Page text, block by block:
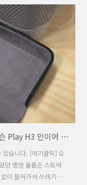
...) 아닌데 착용감으로
코에 올린글로 대체 하
하다가 오늘 매장에
'양날의 검 입니다' 1.
실에서 3..
Bang and Oloufson B&O 뱅앤울룹슨 Play H3 인이어 이어폰 청음기 첫감상
있습니다. [여기클릭] 오
던 뱅앤 울룹슨 스토어
이 들어가서 쓰레기 플